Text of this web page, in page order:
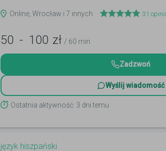
Online, Wrocław i 7 innych 31 opinii
50 - 100 zł / 60 min
Zadzwoń
Wyślij wiadomość
Ostatnia aktywność: 3 dni temu
język hiszpański